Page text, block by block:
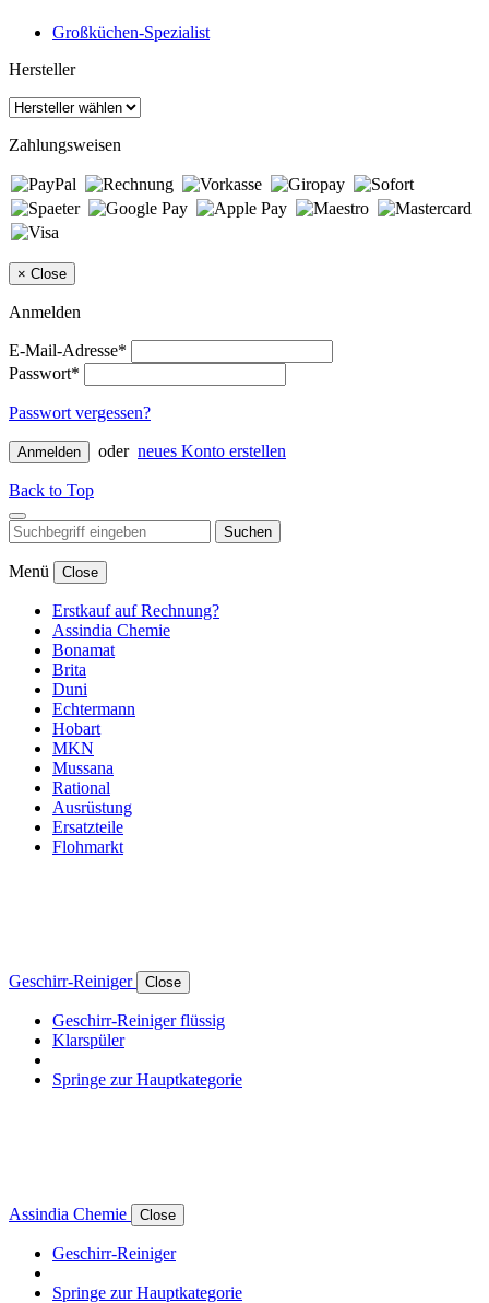
Großküchen-Spezialist
Hersteller
Zahlungsweisen
× Close
Anmelden
E-Mail-Adresse*
Passwort*
Passwort vergessen?
Anmelden oder neues Konto erstellen
Back to Top
Suchen
Menü Close
Erstkauf auf Rechnung?
Assindia Chemie
Bonamat
Brita
Duni
Echtermann
Hobart
MKN
Mussana
Rational
Ausrüstung
Ersatzteile
Flohmarkt
Geschirr-Reiniger Close
Geschirr-Reiniger flüssig
Klarspüler
Springe zur Hauptkategorie
Assindia Chemie Close
Geschirr-Reiniger
Springe zur Hauptkategorie